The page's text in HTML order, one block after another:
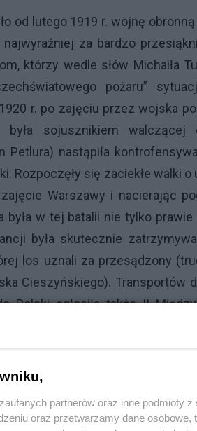
od lutego 1919 r. wojnę
za bardzo
którzy wedle słów Michaiła
pożaru”
r. po zajęciu przez wojska
sojusznikiem walczącej
nastąpiła
Rozpoczęły się zaciekłe walki o
Warszawy i nacierając
w tej batalii nie tylko
była skutecznie
los uznali za przesądzony
Cieszyńskiego). Transportów
ogłosiła także II
(zablokowali dostawy w
fatalną infrastrukturę
Węgry. Na początku lipca
wszystkich zapasów
Polaków.
partnerów oraz inne podmioty
oraz przetwarzamy dane